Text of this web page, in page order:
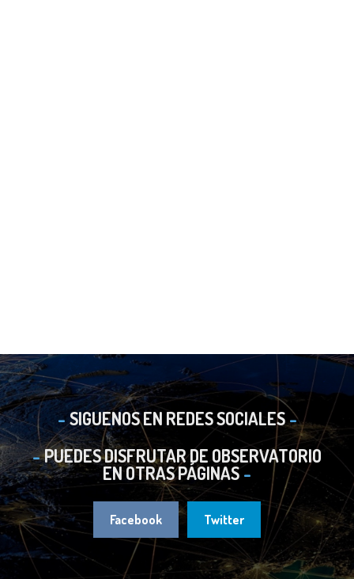
SIGUENOS EN REDES SOCIALES
PUEDES DISFRUTAR DE OBSERVATORIO
EN OTRAS PÁGINAS
Facebook Twitter